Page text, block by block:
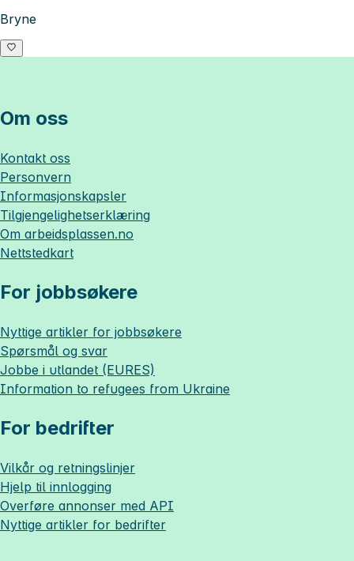
Bryne
Om oss
Kontakt oss
Personvern
Informasjonskapsler
Tilgjengelighetserklæring
Om arbeidsplassen.no
Nettstedkart
For jobbsøkere
Nyttige artikler for jobbsøkere
Spørsmål og svar
Jobbe i utlandet (EURES)
Information to refugees from Ukraine
For bedrifter
Vilkår og retningslinjer
Hjelp til innlogging
Overføre annonser med API
Nyttige artikler for bedrifter